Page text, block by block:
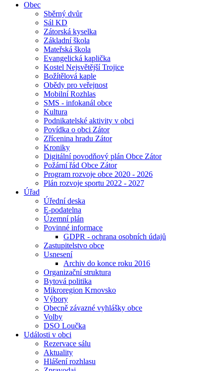
Obec
Sběrný dvůr
Sál KD
Zátorská kyselka
Základní škola
Mateřská škola
Evangelická kaplička
Kostel Nejsvětější Trojice
Božítělová kaple
Obědy pro veřejnost
Mobilní Rozhlas
SMS - infokanál obce
Kultura
Podnikatelské aktivity v obci
Povídka o obci Zátor
Zřícenina hradu Zátor
Kroniky
Digitální povodňový plán Obce Zátor
Požární řád Obce Zátor
Program rozvoje obce 2020 - 2026
Plán rozvoje sportu 2022 - 2027
Úřad
Úřední deska
E-podatelna
Územní plán
Povinné informace
GDPR - ochrana osobních údajů
Zastupitelstvo obce
Usnesení
Archiv do konce roku 2016
Organizační struktura
Bytová politika
Mikroregion Krnovsko
Výbory
Obecně závazné vyhlášky obce
Volby
DSO Loučka
Události v obci
Rezervace sálu
Aktuality
Hlášení rozhlasu